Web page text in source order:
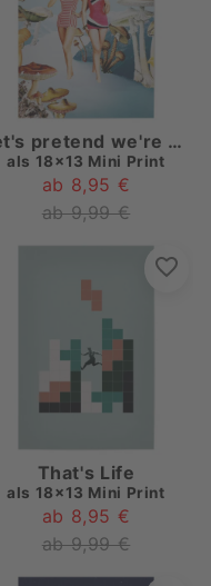
Let's pretend we're mushrooms
als 18x13 Mini Print
ab 8,95 €
ab 9,99 €
That's Life
als 18x13 Mini Print
ab 8,95 €
ab 9,99 €